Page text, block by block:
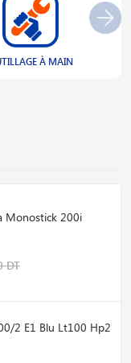
À MAIN
Monostick 200i
DT
2 E1 Blu Lt100 Hp2